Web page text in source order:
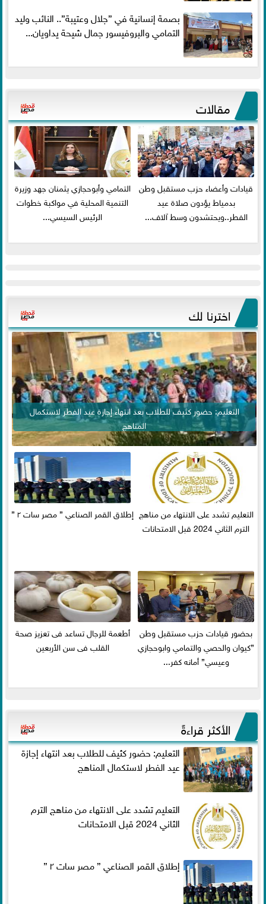
بصمة إنسانية في ”جلال وعتيبة”.. النائب وليد
التمامي والبروفيسور جمال شيحة يداويان...
مقالات
قيادات وأعضاء حزب مستقبل وطن
بدمياط يؤدون صلاة عيد
الفطر..ويحتشدون وسط آلاف...
التمامي وأبوحجازي يثمنان جهد وزيرة
التنمية المحلية في مواكبة خطوات
الرئيس السيسي...
اخترنا لك
التعليم: حضور كثيف للطلاب بعد انتهاء إجازة عيد الفطر لاستكمال
المناهج
التعليم تشدد على الانتهاء من مناهج
الترم الثاني 2024 قبل الامتحانات
إطلاق القمر الصناعي ” مصر سات ٢ ”
بحضور قيادات حزب مستقبل وطن
”كيوان والحصي والتمامي وابوحجازي
وعيسي” أمانه كفر...
أطعمة للرجال تساعد فى تعزيز صحة
القلب فى سن الأربعين
الأكثر قراءةً
التعليم: حضور كثيف للطلاب بعد انتهاء إجازة
عيد الفطر لاستكمال المناهج
التعليم تشدد على الانتهاء من مناهج الترم
الثاني 2024 قبل الامتحانات
إطلاق القمر الصناعي ” مصر سات ٢ ”